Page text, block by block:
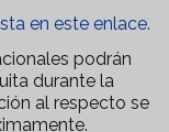
en este enlace.
podrán
durante la
al respecto se